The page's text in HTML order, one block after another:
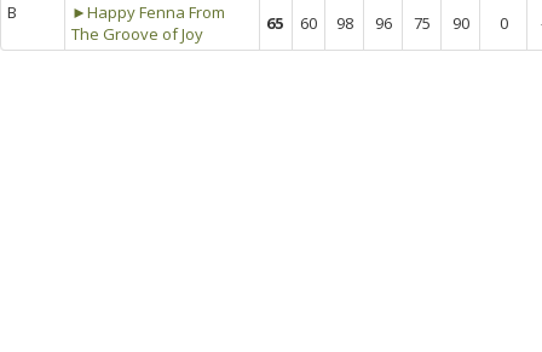
B
►Happy Fenna From
The Groove of Joy
65 60 98 96 75 90 0